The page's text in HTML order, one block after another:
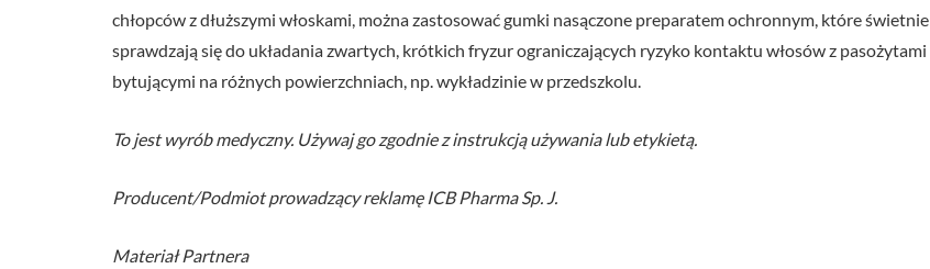
chłopców z dłuższymi włoskami, można zastosować gumki nasączone preparatem ochronnym, które świetnie
sprawdzają się do układania zwartych, krótkich fryzur ograniczających ryzyko kontaktu włosów z pasożytami
bytującymi na różnych powierzchniach, np. wykładzinie w przedszkolu.
To jest wyrób medyczny. Używaj go zgodnie z instrukcją używania lub etykietą.
Producent/Podmiot prowadzący reklamę ICB Pharma Sp. J.
Materiał Partnera